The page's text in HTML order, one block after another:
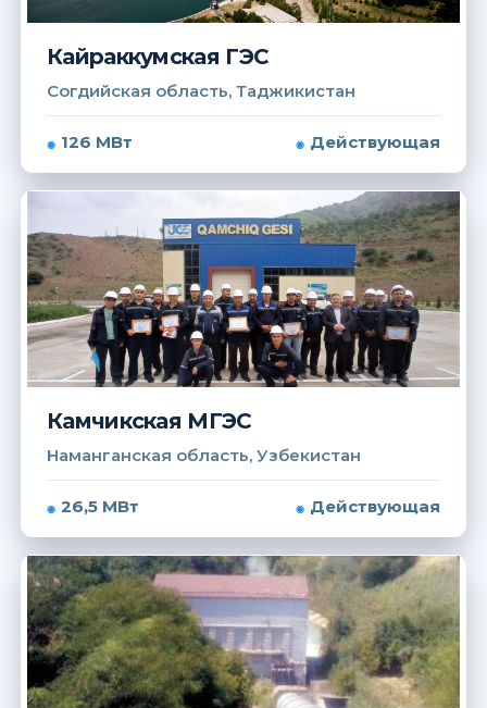
Кайраккумская ГЭС
Согдийская область, Таджикистан
126 МВт Действующая
Камчикская МГЭС
Наманганская область, Узбекистан
26,5 МВт Действующая